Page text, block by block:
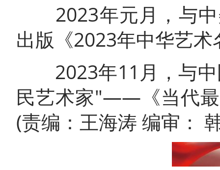
2023年元月，与中
出版《2023年中华艺
2023年11月，与中
民艺术家"——《当代最
(责编：王海涛 编审：